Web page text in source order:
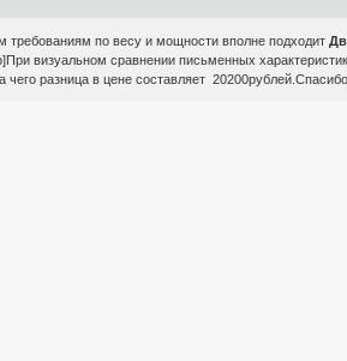
требованиям по весу и мощности вполне подходит
визуальном сравнении письменных
разница в цене составляет